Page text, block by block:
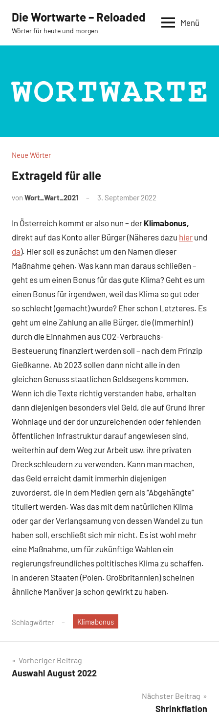
Inhalt
springen
Die Wortwarte – Reloaded
Wörter für heute und morgen
Menü
Neue Wörter
Extrageld für alle
von Wort_Wart_2021 3. September 2022
In Österreich kommt er also nun – der Klimabonus,
direkt auf das Konto aller Bürger (Näheres dazu hier und
da). Hier soll es zunächst um den Namen dieser
Maßnahme gehen. Was kann man daraus schließen –
geht es um einen Bonus für das gute Klima? Geht es um
einen Bonus für irgendwen, weil das Klima so gut oder
so schlecht (gemacht) wurde? Eher schon Letzteres. Es
geht um eine Zahlung an alle Bürger, die (immerhin!)
durch die Einnahmen aus CO2-Verbrauchs-
Besteuerung finanziert werden soll – nach dem Prinzip
Gießkanne. Ab 2023 sollen dann nicht alle in den
gleichen Genuss staatlichen Geldsegens kommen.
Wenn ich die Texte richtig verstanden habe, erhalten
dann diejenigen besonders viel Geld, die auf Grund ihrer
Wohnlage und der dor unzureichenden oder fehlenden
öffentlichen Infrastruktur darauf angewiesen sind,
weiterhin auf dem Weg zur Arbeit usw. ihre privaten
Dreckschleudern zu verwenden. Kann man machen,
das Geld erreicht damit immerhin diejenigen
zuvorderst, die in dem Medien gern als “Abgehängte”
tituliert werden. Was das mit dem natürlichen Klima
oder gar der Verlangsamung von dessen Wandel zu tun
haben soll, erschließt sich mir nicht. Es ist wohl mehr
eine Maßnahme, um für zukünftige Wahlen ein
regierungsfreundliches poltitisches Klima zu schaffen.
In anderen Staaten (Polen. Großbritannien) scheinen
ähnliche Manöver ja schon gewirkt zu haben.
Schlagwörter Klimabonus
Beitragsnavigation
Vorheriger Beitrag
Auswahl August 2022
Nächster Beitrag
Shrinkflation